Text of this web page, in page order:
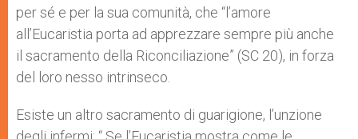
per sé e per la sua comunità, che “l’amore
all’Eucaristia porta ad apprezzare sempre più anche
il sacramento della Riconciliazione” (SC 20), in forza
del loro nesso intrinseco.
Esiste un altro sacramento di guarigione, l’unzione